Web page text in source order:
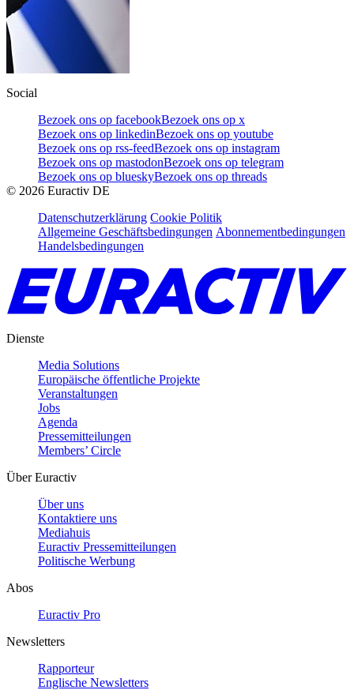
Social
Bezoek ons op facebookBezoek ons op x
Bezoek ons op linkedinBezoek ons op youtube
Bezoek ons op rss-feedBezoek ons op instagram
Bezoek ons op mastodonBezoek ons op telegram
Bezoek ons op blueskyBezoek ons op threads
© 2026 Euractiv DE
Datenschutzerklärung Cookie Politik
Allgemeine Geschäftsbedingungen Abonnementbedingungen
Handelsbedingungen
Dienste
Media Solutions
Europäische öffentliche Projekte
Veranstaltungen
Jobs
Agenda
Pressemitteilungen
Members’ Circle
Über Euractiv
Über uns
Kontaktiere uns
Mediahuis
Euractiv Pressemitteilungen
Politische Werbung
Abos
Euractiv Pro
Newsletters
Rapporteur
Englische Newsletters